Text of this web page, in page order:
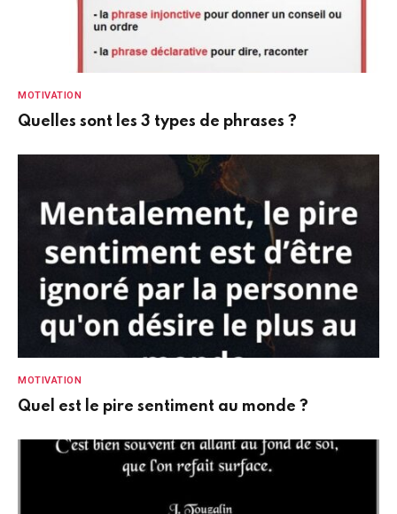
MOTIVATION
Quelles sont les 3 types de phrases ?
MOTIVATION
Quel est le pire sentiment au monde ?